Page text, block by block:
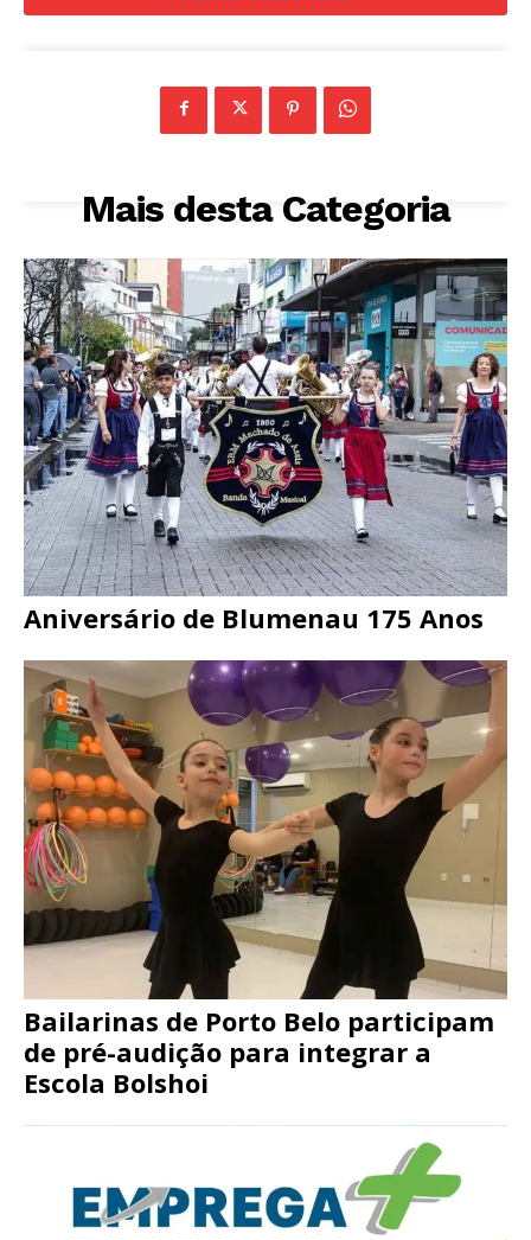
Mais desta Categoria
Aniversário de Blumenau 175 Anos
Bailarinas de Porto Belo participam
de pré-audição para integrar a
Escola Bolshoi